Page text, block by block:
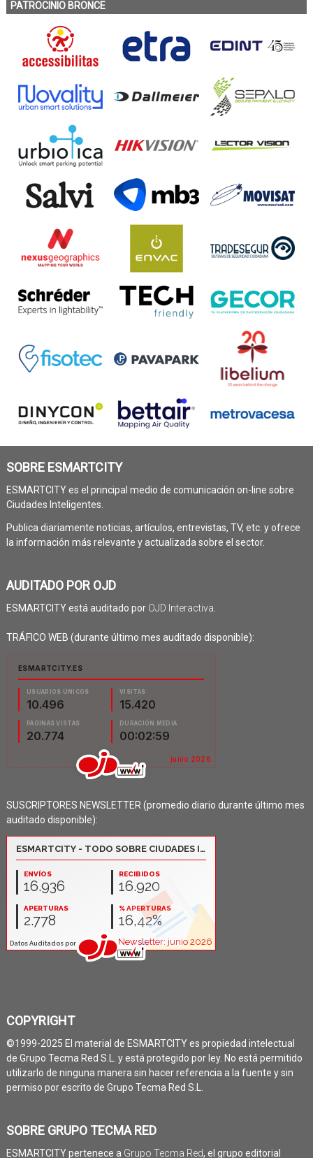
PATROCINIO BRONCE
SOBRE ESMARTCITY
ESMARTCITY es el principal medio de comunicación on-line sobre
Ciudades Inteligentes.
Publica diariamente noticias, artículos, entrevistas, TV, etc. y ofrece
la información más relevante y actualizada sobre el sector.
AUDITADO POR OJD
ESMARTCITY está auditado por OJD Interactiva
TRÁFICO WEB (durante último mes auditado disponible):
SUSCRIPTORES NEWSLETTER (promedio diario durante último mes
auditado disponible):
COPYRIGHT
©1999-2025 El material de ESMARTCITY es propiedad intelectual
de Grupo Tecma Red S.L. y está protegido por ley. No está permitido
utilizarlo de ninguna manera sin hacer referencia a la fuente y sin
permiso por escrito de Grupo Tecma Red S.L.
SOBRE GRUPO TECMA RED
ESMARTCITY pertenece a Grupo Tecma Red, el grupo editorial